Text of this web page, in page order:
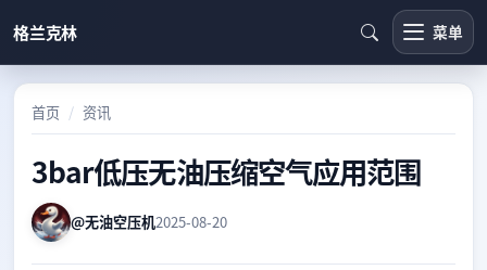
格兰克林 菜单
首页 资讯
3bar低压无油压缩空气应用范围
@无油空压机2025-08-20